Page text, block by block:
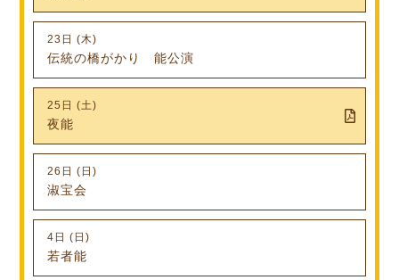
23日 (木)
伝統の橋がかり 能公演
25日 (土)
夜能
26日 (日)
淑宝会
4日 (日)
若者能